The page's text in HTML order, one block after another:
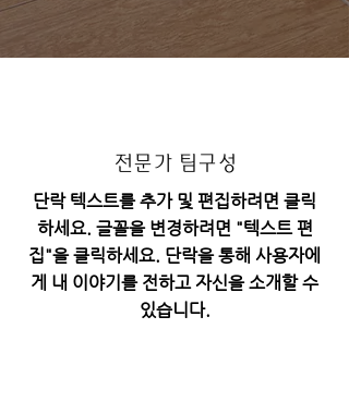
전문가 팀구성
단락 텍스트를 추가 및 편집하려면 클릭
하세요. 글꼴을 변경하려면 "텍스트 편
집"을 클릭하세요. 단락을 통해 사용자에
게 내 이야기를 전하고 자신을 소개할 수
있습니다.